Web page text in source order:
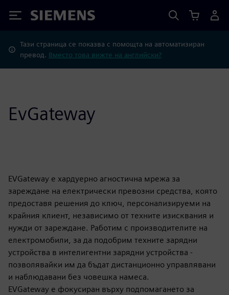
Siemens
Тази страница се показва с помощта на автоматизиран
превод. Вместо това вижте на английски?
EvGateway
EVGateway е хардуерно агностична мрежа за
зареждане на електрически превозни средства, която
предоставя решения до ключ, персонализируеми на
крайния клиент, независимо от техните изисквания и
нужди от зареждане. Работим с производителите на
електромобили, за да подобрим техните зарядни
устройства в интелигентни зарядни устройства -
позволявайки им да бъдат дистанционно управлявани
и наблюдавани без човешка намеса.
EVGateway е фокусиран върху подпомагането за